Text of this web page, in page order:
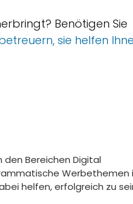
Benötigen Sie
sie helfen
den Bereichen Digital
Werbethemen
helfen, erfolgreich zu